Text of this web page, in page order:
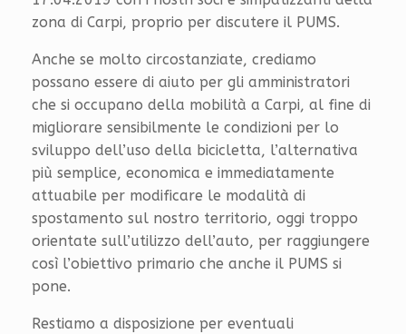
zona di Carpi, proprio per discutere il PUMS.
Anche se molto circostanziate, crediamo
possano essere di aiuto per gli amministratori
che si occupano della mobilità a Carpi, al fine di
migliorare sensibilmente le condizioni per lo
sviluppo dell’uso della bicicletta, l’alternativa
più semplice, economica e immediatamente
attuabile per modificare le modalità di
spostamento sul nostro territorio, oggi troppo
orientate sull’utilizzo dell’auto, per raggiungere
così l’obiettivo primario che anche il PUMS si
pone.
Restiamo a disposizione per eventuali